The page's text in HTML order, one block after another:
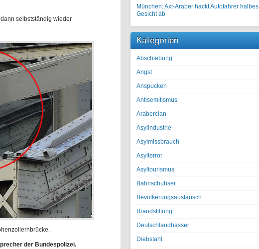
selbstständig wieder
der Bundespolizei.
München: Axt-Araber hackt Autofahrer halbes
Gesicht ab
Kategorien
Abschiebung
Angst
Anspucken
Antisemitismus
Araberclan
Asylindustrie
Asylmissbrauch
Asylterror
Asyltourismus
Bahnschubser
Bevölkerungsaustausch
Brandstiftung
Deutschlandhasser
Diebstahl